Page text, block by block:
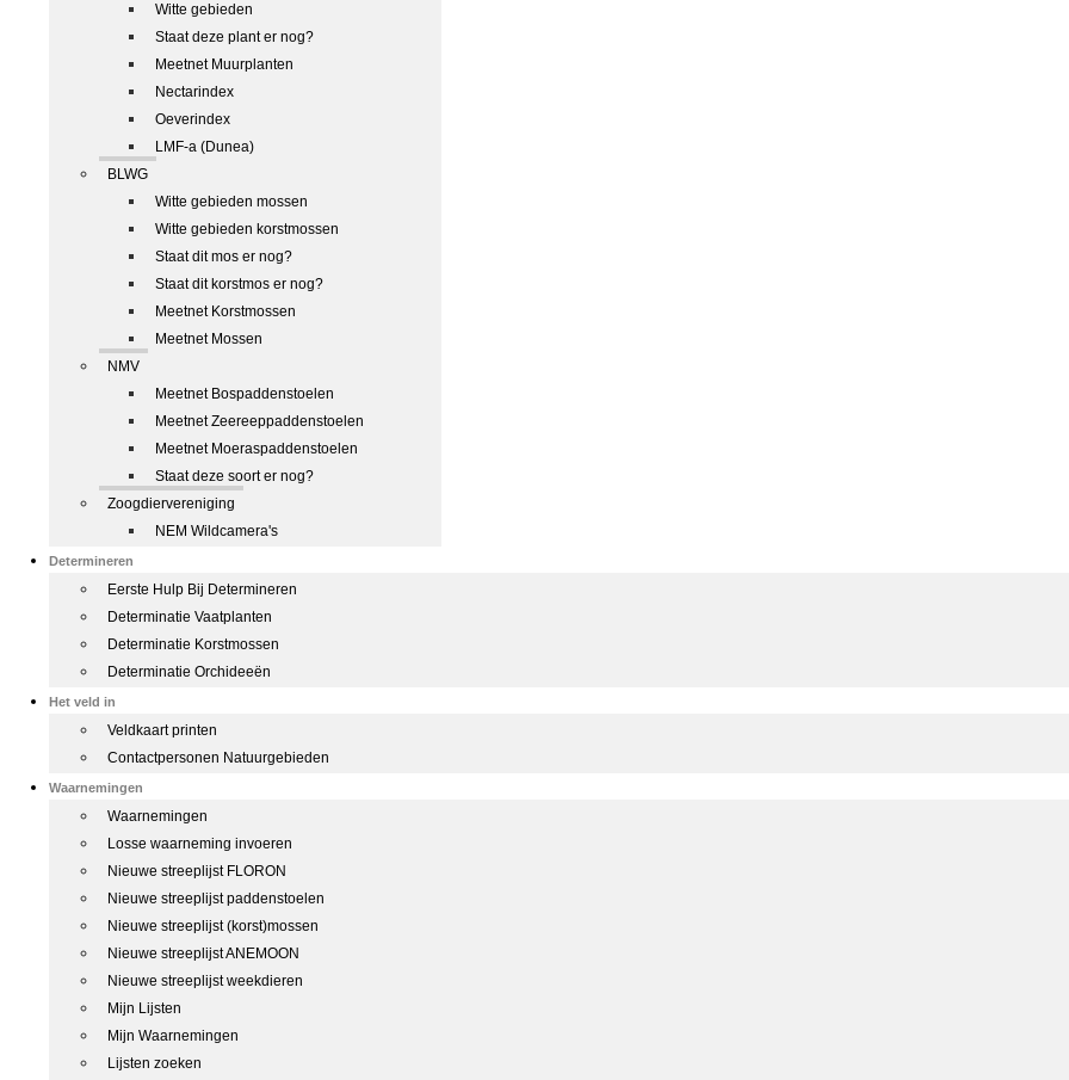
Witte gebieden
Staat deze plant er nog?
Meetnet Muurplanten
Nectarindex
Oeverindex
LMF-a (Dunea)
BLWG
Witte gebieden mossen
Witte gebieden korstmossen
Staat dit mos er nog?
Staat dit korstmos er nog?
Meetnet Korstmossen
Meetnet Mossen
NMV
Meetnet Bospaddenstoelen
Meetnet Zeereeppaddenstoelen
Meetnet Moeraspaddenstoelen
Staat deze soort er nog?
Zoogdiervereniging
NEM Wildcamera's
Determineren
Eerste Hulp Bij Determineren
Determinatie Vaatplanten
Determinatie Korstmossen
Determinatie Orchideeën
Het veld in
Veldkaart printen
Contactpersonen Natuurgebieden
Waarnemingen
Waarnemingen
Losse waarneming invoeren
Nieuwe streeplijst FLORON
Nieuwe streeplijst paddenstoelen
Nieuwe streeplijst (korst)mossen
Nieuwe streeplijst ANEMOON
Nieuwe streeplijst weekdieren
Mijn Lijsten
Mijn Waarnemingen
Lijsten zoeken